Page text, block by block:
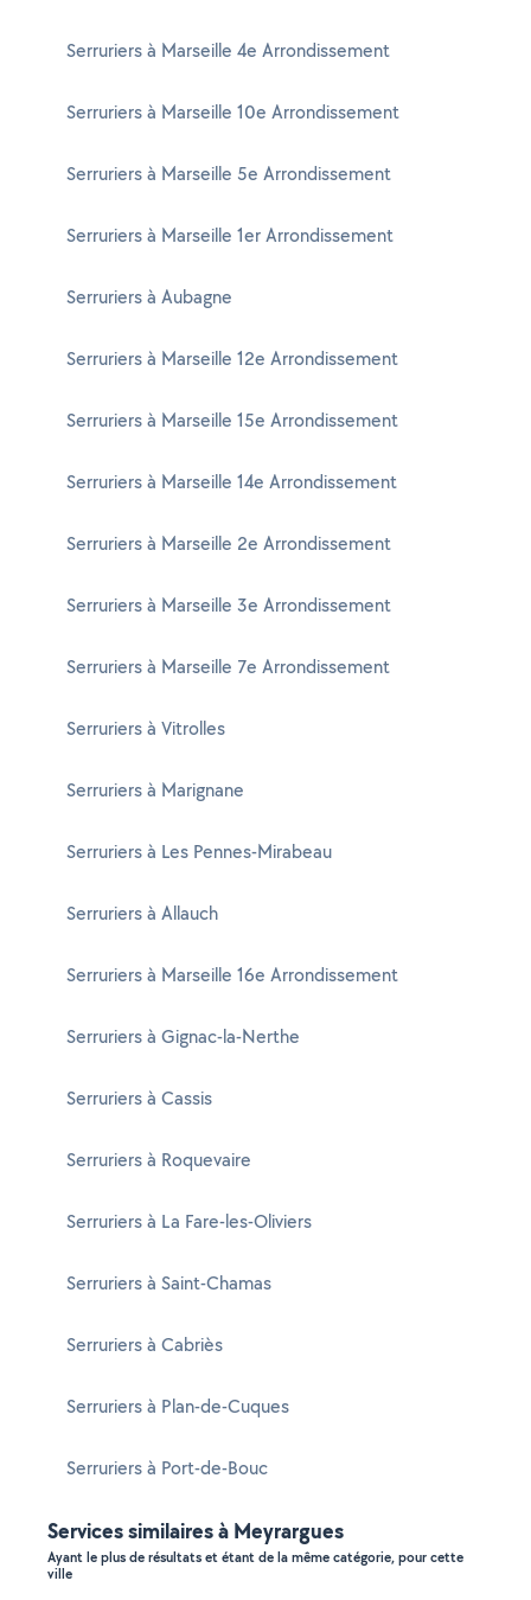
Serruriers à Marseille 4e Arrondissement
Serruriers à Marseille 10e Arrondissement
Serruriers à Marseille 5e Arrondissement
Serruriers à Marseille 1er Arrondissement
Serruriers à Aubagne
Serruriers à Marseille 12e Arrondissement
Serruriers à Marseille 15e Arrondissement
Serruriers à Marseille 14e Arrondissement
Serruriers à Marseille 2e Arrondissement
Serruriers à Marseille 3e Arrondissement
Serruriers à Marseille 7e Arrondissement
Serruriers à Vitrolles
Serruriers à Marignane
Serruriers à Les Pennes-Mirabeau
Serruriers à Allauch
Serruriers à Marseille 16e Arrondissement
Serruriers à Gignac-la-Nerthe
Serruriers à Cassis
Serruriers à Roquevaire
Serruriers à La Fare-les-Oliviers
Serruriers à Saint-Chamas
Serruriers à Cabriès
Serruriers à Plan-de-Cuques
Serruriers à Port-de-Bouc
Services similaires à Meyrargues
Ayant le plus de résultats et étant de la même catégorie, pour cette
ville